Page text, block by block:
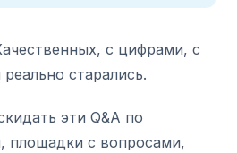
с цифрами, с
старались.
эти Q&A по
площадки с вопросами,